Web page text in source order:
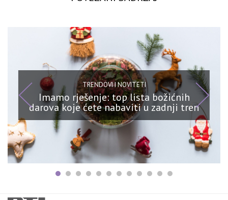
TRENDOVI I NOVITETI
Imamo rješenje: top lista božićnih
darova koje ćete nabaviti u zadnji tren